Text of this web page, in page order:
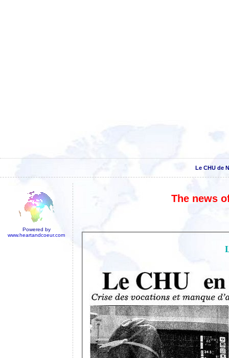
Le CHU de
Powered by
www.heartandcoeur.com
The news